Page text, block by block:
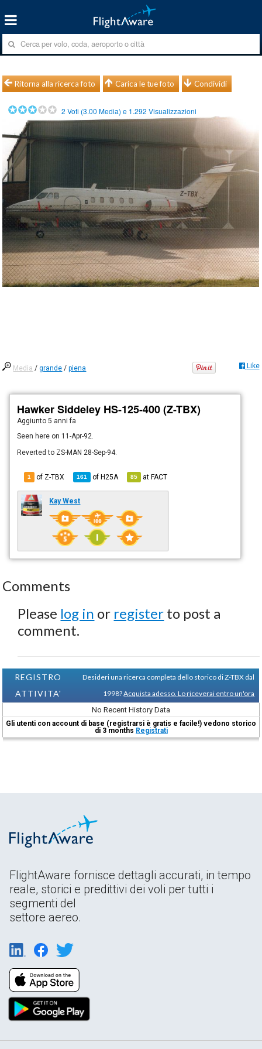
Ritorna alla ricerca foto Carica le tue foto Condividi
2 Voti (3.00 Media) e 1.292 Visualizzazioni
Media /grande /piena Like
Hawker Siddeley HS-125-400 (Z-TBX)
Aggiunto5 anni fa
Seen here on 11-Apr-92.
Reverted to ZS-MAN 28-Sep-94.
1 of Z-TBX 161 ofH25A 85 atFACT
Kay West
Comments
Please log in or register to post a
comment.
REGISTRO
ATTIVITA'
Desideri una ricerca completa dello storico di Z-TBX dal
1998?Acquista adesso. Lo riceverai entro un'ora
No Recent History Data
Gli utenti con account di base (registrarsi è gratis e facile!) vedono storico
di 3 months Registrati
FlightAware fornisce dettagli accurati, in tempo
reale, storici e predittivi dei voli per tutti i
segmenti del
settore aereo.